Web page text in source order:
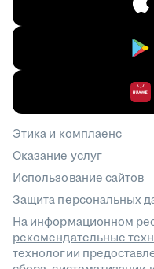
Этика и комплаенс
Оказание услуг
Использование сайтов
Защита персональных
На информационном
рекомендательные
технологии